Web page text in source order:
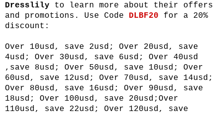
Dresslily to learn more about their offers
and promotions. Use Code DLBF20 for a 20%
discount:
Over 10usd, save 2usd; Over 20usd, save
4usd; Over 30usd, save 6usd; Over 40usd
,save 8usd; Over 50usd, save 10usd; Over
60usd, save 12usd; Over 70usd, save 14usd;
Over 80usd, save 16usd; Over 90usd, save
18usd; Over 100usd, save 20usd;Over
110usd, save 22usd; Over 120usd, save